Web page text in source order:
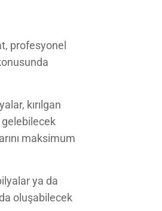
profesyonel
kırılgan
gelebilecek
maksimum
ya da
oluşabilecek